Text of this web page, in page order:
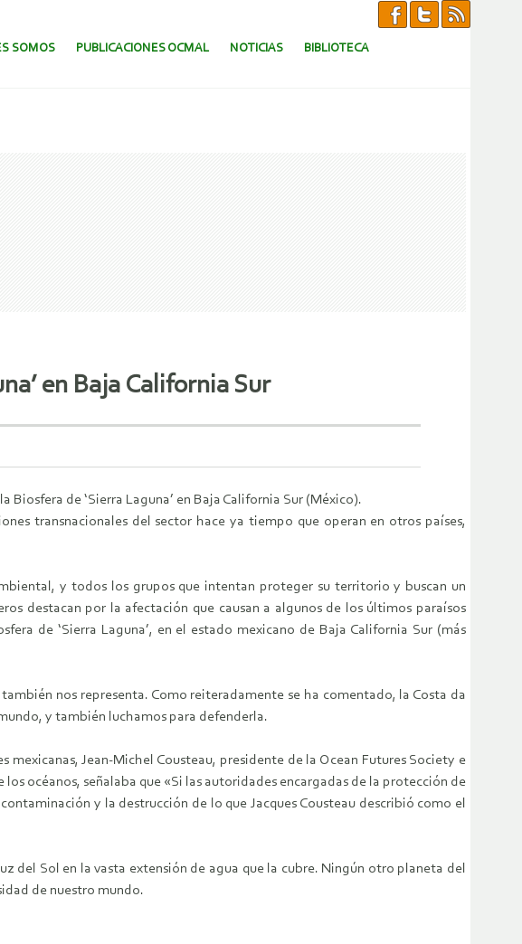
SOMOS PUBLICACIONES OCMAL NOTICIAS BIBLIOTECA
en Baja California Sur
de ‘Sierra Laguna’ en Baja California Sur (México).
transnacionales del sector hace ya tiempo que operan en otros países,
y todos los grupos que intentan proteger su territorio y buscan un
destacan por la afectación que causan a algunos de los últimos paraísos
de ‘Sierra Laguna’, en el estado mexicano de Baja California Sur (más
nos representa. Como reiteradamente se ha comentado, la Costa da
y también luchamos para defenderla.
mexicanas, Jean-Michel Cousteau, presidente de la Ocean Futures Society e
océanos, señalaba que «Si las autoridades encargadas de la protección de
y la destrucción de lo que Jacques Cousteau describió como el
del Sol en la vasta extensión de agua que la cubre. Ningún otro planeta del
de nuestro mundo.